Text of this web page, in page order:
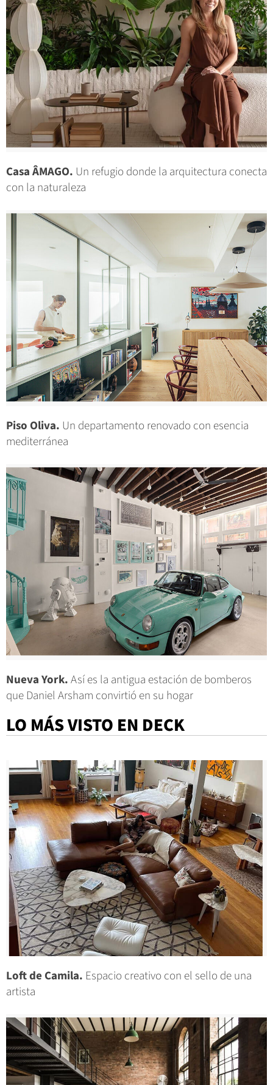
Casa ÂMAGO. Un refugio donde la arquitectura conecta
con la naturaleza
Piso Oliva. Un departamento renovado con esencia
mediterránea
Nueva York.Así es la antigua estación de bomberos
que Daniel Arsham convirtió en su hogar
LO MÁS VISTO EN DECK
Loft de Camila. Espacio creativo con el sello de una
artista